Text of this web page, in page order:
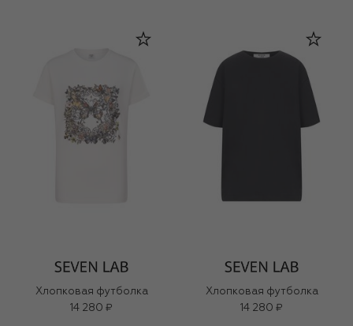
Хлопковая футболка
14 280 ₽
Хлопковая футболка
14 280 ₽